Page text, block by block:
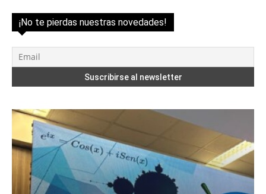
¡No te pierdas nuestras novedades!